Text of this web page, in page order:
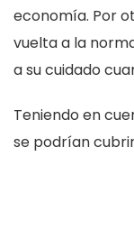
economía. Por
vuelta a la
a su cuidado
Teniendo en
se podrían